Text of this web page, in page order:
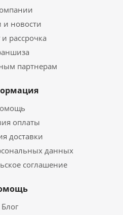
и новости
рассрочка
партнерам
оплаты
доставки
данных
соглашение
Блог